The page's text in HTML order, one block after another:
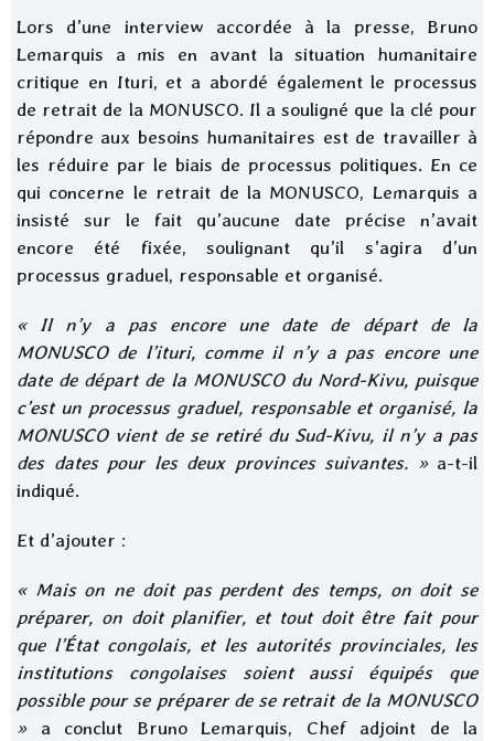
Lors d’une interview accordée à la presse, Bruno
Lemarquis a mis en avant la situation humanitaire
critique en Ituri, et a abordé également le processus
de retrait de la MONUSCO. Il a souligné que la clé pour
répondre aux besoins humanitaires est de travailler à
les réduire par le biais de processus politiques. En ce
qui concerne le retrait de la MONUSCO, Lemarquis a
insisté sur le fait qu’aucune date précise n’avait
encore été fixée, soulignant qu’il s’agira d’un
processus graduel, responsable et organisé.
« Il n’y a pas encore une date de départ de la
MONUSCO de l’ituri, comme il n’y a pas encore une
date de départ de la MONUSCO du Nord-Kivu, puisque
c’est un processus graduel, responsable et organisé, la
MONUSCO vient de se retiré du Sud-Kivu, il n’y a pas
des dates pour les deux provinces suivantes. »a-t-il
indiqué.
Et d’ajouter :
« Mais on ne doit pas perdent des temps, on doit se
préparer, on doit planifier, et tout doit être fait pour
que l’État congolais, et les autorités provinciales, les
institutions congolaises soient aussi équipés que
possible pour se préparer de se retrait de la MONUSCO
»a conclut Bruno Lemarquis, Chef adjoint de la